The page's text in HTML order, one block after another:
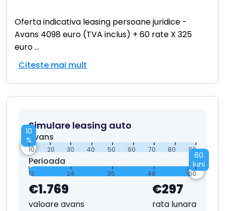
Oferta indicativa leasing persoane juridice -
Avans 4098 euro (TVA inclus) + 60 rate X 325
euro...
Citeste mai mult
Simulare leasing auto
Avans
10
%
10 20 30 40 50 60 70 80 90
Perioada
60
luni
12 24 36 48 60
€1.769
valoare avans
€297
rata lunara